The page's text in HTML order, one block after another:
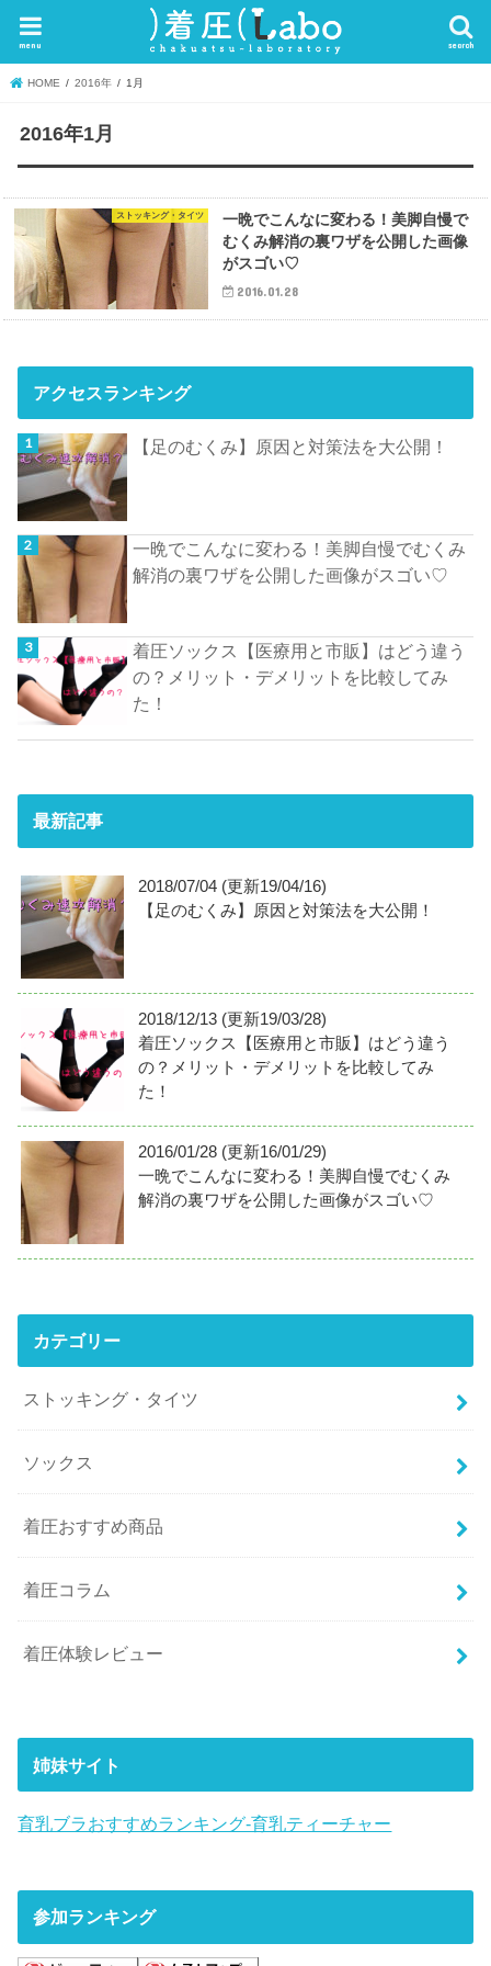
search
menu
HOME 2016年 1月
2016年1月
ストッキング・タイツ
一晩でこんなに変わる！美脚自慢で
むくみ解消の裏ワザを公開した画像
がスゴい♡
2016.01.28
アクセスランキング
【足のむくみ】原因と対策法を大公開！
一晩でこんなに変わる！美脚自慢でむくみ
解消の裏ワザを公開した画像がスゴい♡
着圧ソックス【医療用と市販】はどう違う
の？メリット・デメリットを比較してみ
た！
最新記事
2018/07/04 (更新19/04/16)
【足のむくみ】原因と対策法を大公開！
2018/12/13 (更新19/03/28)
着圧ソックス【医療用と市販】はどう違う
の？メリット・デメリットを比較してみ
た！
2016/01/28 (更新16/01/29)
一晩でこんなに変わる！美脚自慢でむくみ
解消の裏ワザを公開した画像がスゴい♡
カテゴリー
ストッキング・タイツ
ソックス
着圧おすすめ商品
着圧コラム
着圧体験レビュー
姉妹サイト
育乳ブラおすすめランキング-育乳ティーチャー
参加ランキング